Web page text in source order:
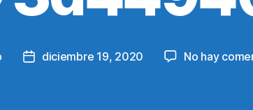
Postdiciembre 19, 2020 No hay